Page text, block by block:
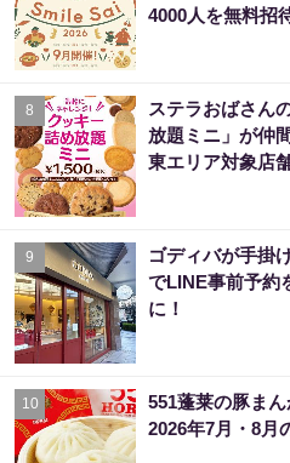
4000人を無料招
8
ステラおばさん
放題ミニ」が仲
東エリア対象店
9
ゴディバが手掛
でLINE事前予約
に！
10
551蓬莱の豚ま
2026年7月・8月